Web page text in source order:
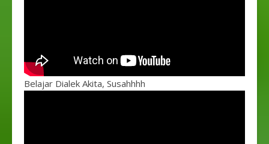
Belajar Dialek Akita, Susahhhh